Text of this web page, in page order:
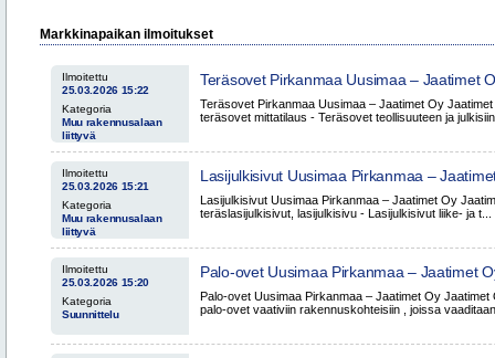
Markkinapaikan ilmoitukset
Ilmoitettu
25.03.2026 15:22
Kategoria
Muu rakennusalaan
liittyvä
Teräsovet Pirkanmaa Uusimaa – Jaatimet
Teräsovet Pirkanmaa Uusimaa – Jaatimet Oy
teräsovet mittatilaus - Teräsovet teollisuuteen ja
Ilmoitettu
25.03.2026 15:21
Kategoria
Muu rakennusalaan
liittyvä
Lasijulkisivut Uusimaa Pirkanmaa –
Lasijulkisivut Uusimaa Pirkanmaa – Jaatimet Oy
teräslasijulkisivut, lasijulkisivu - Lasijulkisivut liike- ja t...
Ilmoitettu
25.03.2026 15:20
Kategoria
Suunnittelu
Palo-ovet Uusimaa Pirkanmaa – Jaatimet
Palo-ovet Uusimaa Pirkanmaa – Jaatimet Oy
palo-ovet vaativiin rakennuskohteisiin , joissa